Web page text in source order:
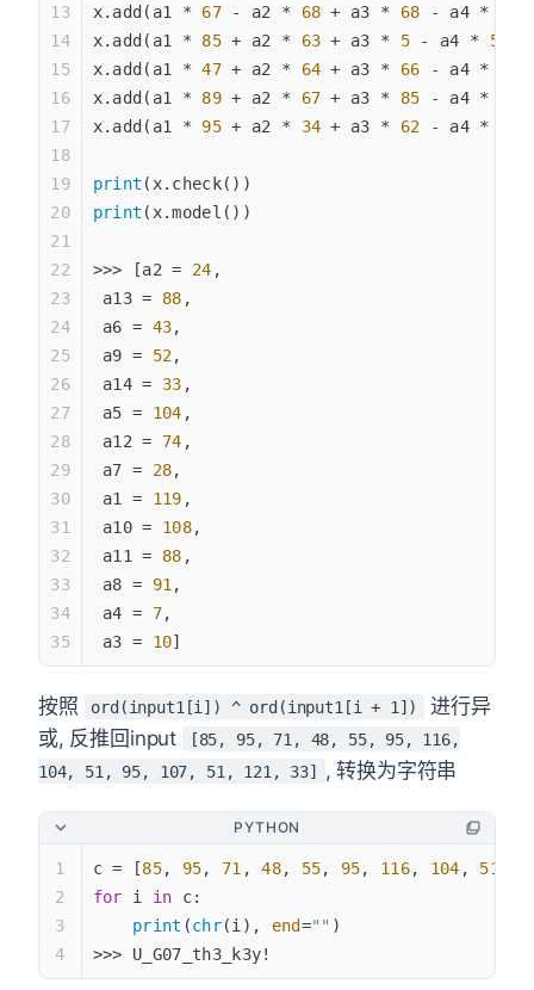
x.add(a1 * 67 - a2 * 68 + a3 * 68 - a4 *
x.add(a1 * 85 + a2 * 63 + a3 * 5 - a4 * 51
x.add(a1 * 47 + a2 * 64 + a3 * 66 - a4 *
x.add(a1 * 89 + a2 * 67 + a3 * 85 - a4 *
x.add(a1 * 95 + a2 * 34 + a3 * 62 - a4 *
print (x.check())
print (x.model())
>>> [a2 = 24 ,
a13 = 88 ,
a6 = 43,
a9 = 52,
a14 = 33 ,
a5 = 104 ,
a12 = 74 ,
a7 = 28,
a1 = 119 ,
a10 = 108,
a11 = 88 ,
a8 = 91 ,
a4 = 7,
a3 = 10]
按照 ord(input1[i]) ^ ord(input1[i + 1])
进行异
或, 反推回input
[85, 95, 71, 48, 55, 95, 116,
104, 51, 95, 107, 51, 121, 33]
, 转换为字符串
PYTHON
c = [85, 95, 71 , 48, 55, 95, 116, 104 , 51
for i in c:
    print
(chr(i), end="" )
>>> U_G07_th3_k3y!